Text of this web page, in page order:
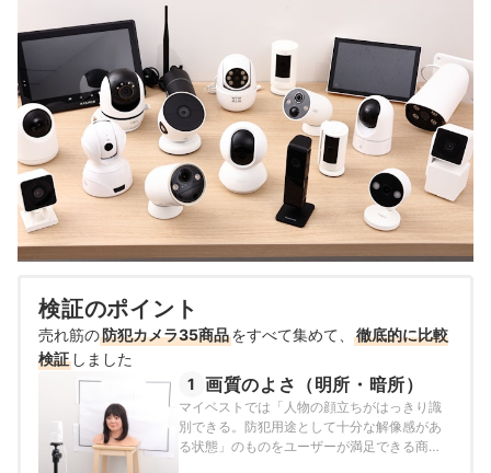
検証のポイント
売れ筋の防犯カメラ35商品をすべて集めて、
徹底的に比較
検証 しました
1 画質のよさ（明所・暗所）
マイベストでは「人物の顔立ちがはっきり識
別できる。防犯用途として十分な解像感があ
る状態」のものをユーザーが満足できる商品